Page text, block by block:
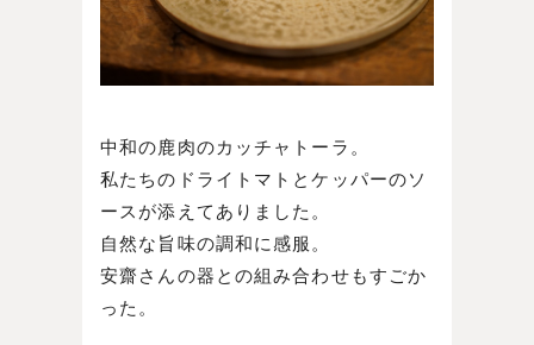
中和の鹿肉のカッチャトーラ。
私たちのドライトマトとケッパーのソ
ースが添えてありました。
自然な旨味の調和に感服。
安齋さんの器との組み合わせもすごか
った。